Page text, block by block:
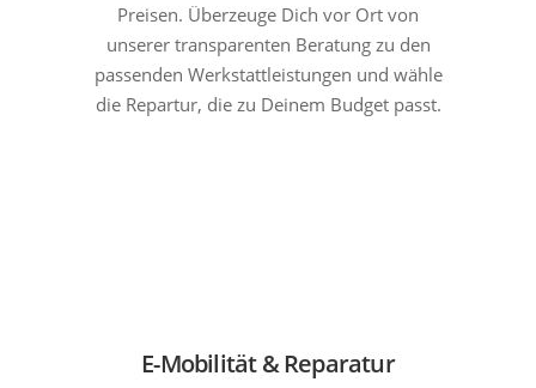
Preisen. Überzeuge Dich vor Ort von
unserer transparenten Beratung zu den
passenden Werkstattleistungen und wähle
die Repartur, die zu Deinem Budget passt.
E-Mobilität & Reparatur